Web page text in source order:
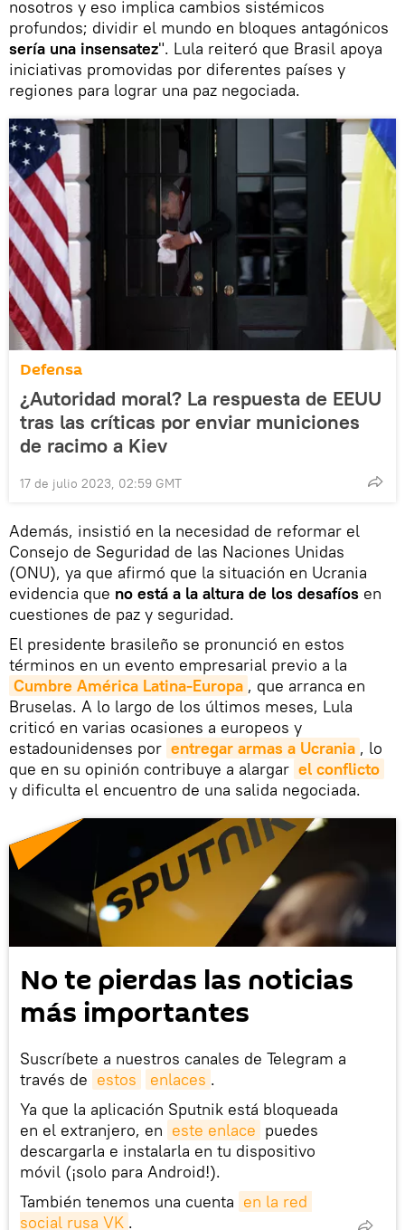
nosotros y eso implica cambios sistémicos
profundos; dividir el mundo en bloques antagónicos
sería una insensatez". Lula reiteró que Brasil apoya
iniciativas promovidas por diferentes países y
regiones para lograr una paz negociada.
Defensa
¿Autoridad moral? La respuesta de EEUU
tras las críticas por enviar municiones
de racimo a Kiev
17 de julio 2023, 02:59 GMT
Además, insistió en la necesidad de reformar el
Consejo de Seguridad de las Naciones Unidas
(ONU), ya que afirmó que la situación en Ucrania
evidencia que no está a la altura de los desafíos en
cuestiones de paz y seguridad.
El presidente brasileño se pronunció en estos
términos en un evento empresarial previo a la
Cumbre América Latina-Europa , que arranca en
Bruselas. A lo largo de los últimos meses, Lula
criticó en varias ocasiones a europeos y
estadounidenses por entregar armas a Ucrania , lo
que en su opinión contribuye a alargar el conflicto
y dificulta el encuentro de una salida negociada.
No te pierdas las noticias
más importantes
Suscríbete a nuestros canales de Telegram a
través de estos enlaces .
Ya que la aplicación Sputnik está bloqueada
en el extranjero, en este enlace puedes
descargarla e instalarla en tu dispositivo
móvil (¡solo para Android!).
También tenemos una cuenta en la red
social rusa VK .